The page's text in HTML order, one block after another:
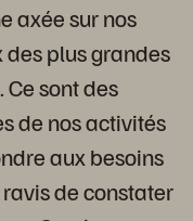
axée sur nos
plus grandes
sont des
de nos activités
aux besoins
de constater